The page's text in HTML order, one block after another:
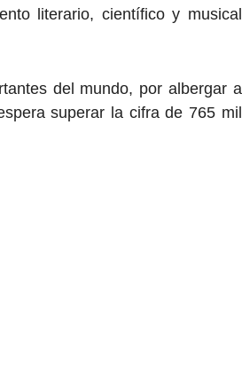
literario, científico y musical
del mundo, por albergar a
superar la cifra de 765 mil